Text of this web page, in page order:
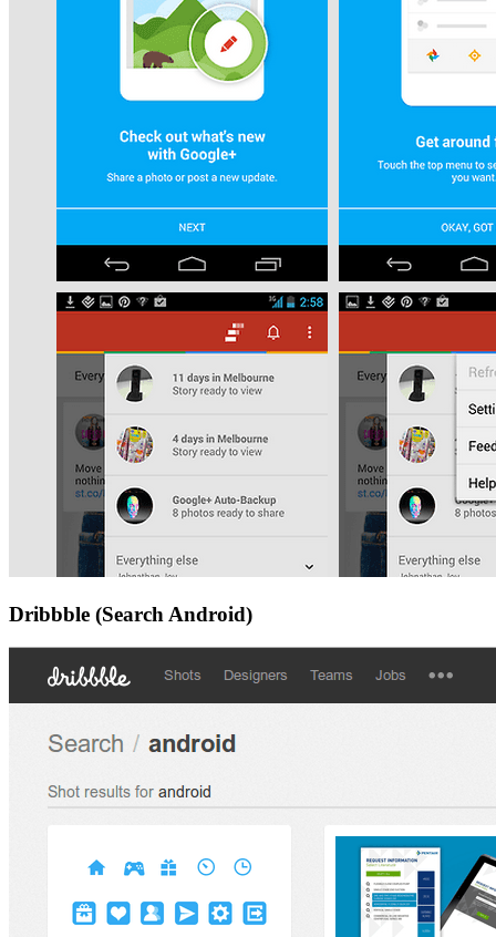
Dribbble (Search Android)